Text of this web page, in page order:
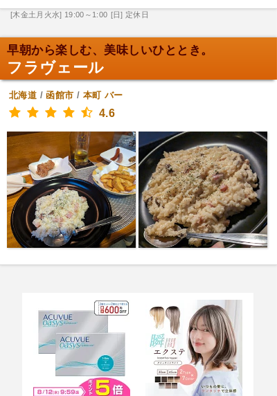
[木金土月火水] 19:00～1:00 [日] 定休日
早朝から楽しむ、美味しいひととき。
フラヴェール
北海道 /函館市 / 本町 バー
4.6